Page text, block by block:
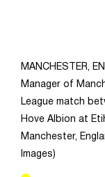
MANCHESTER,
Manager of
League match
Hove Albion at
Manchester,
Images)